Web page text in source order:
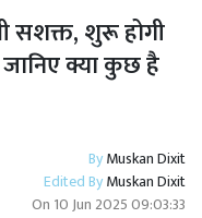
सशक्त, शुरू होगी
जानिए क्या कुछ है
ByMuskan Dixit
Edited ByMuskan Dixit
On 10 Jun 2025 09:03:33